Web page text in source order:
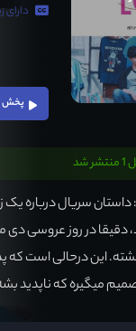
دارای
پخش
سریال درباره
دقیقا در روز عروسی
این درحالی است که
میگیره که ناپدید